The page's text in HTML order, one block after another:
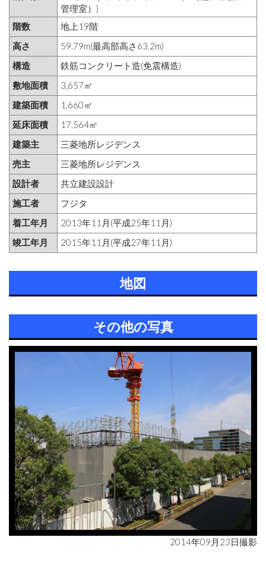
管理室）)
階数
地上19階
高さ
59.79m(最高部高さ63.2m)
構造
鉄筋コンクリート造(免震構造)
敷地面積
3,657㎡
建築面積
1,660㎡
延床面積
17,564㎡
建築主
三菱地所レジデンス
売主
三菱地所レジデンス
設計者
共立建設設計
施工者
フジタ
着工年月
2013年11月(平成25年11月)
竣工年月
2015年11月(平成27年11月)
地図
その他の写真
2014年09月23日撮影